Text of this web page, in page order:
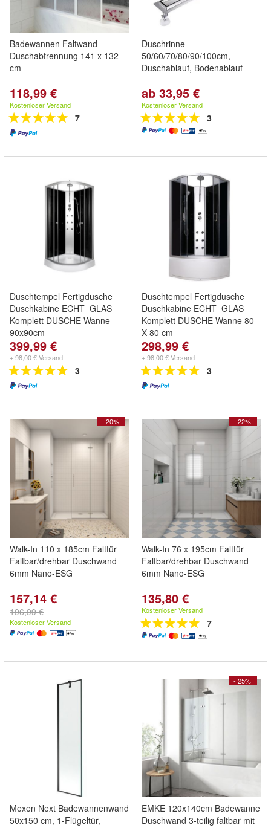
Badewannen Faltwand
Duschabtrennung 141 x 132
cm
118,99 €
Kostenloser Versand
7
Duschrinne
50/60/70/80/90/100cm,
Duschablauf, Bodenablauf
ab 33,95 €
Kostenloser Versand
3
Duschtempel Fertigdusche
Duschkabine ECHT GLAS
Komplett DUSCHE Wanne
90x90cm
399,99 €
+ 98,00 € Versand
3
Duschtempel Fertigdusche
Duschkabine ECHT GLAS
Komplett DUSCHE Wanne 80
X 80 cm
298,99 €
+ 98,00 € Versand
3
- 20%
Walk-In 110 x 185cm Falttür
Faltbar/drehbar Duschwand
6mm Nano-ESG
157,14 €
196,99 €
Kostenloser Versand
- 22%
Walk-In 76 x 195cm Falttür
Faltbar/drehbar Duschwand
6mm Nano-ESG
135,80 €
Kostenloser Versand
7
Mexen Next Badewannenwand
50x150 cm, 1-Flügeltür,
- 25%
EMKE 120x140cm Badewanne
Duschwand 3-teilig faltbar mit